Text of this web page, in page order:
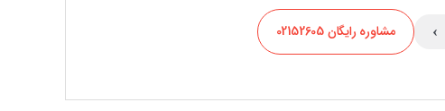
› مشاوره رایگان 02152605